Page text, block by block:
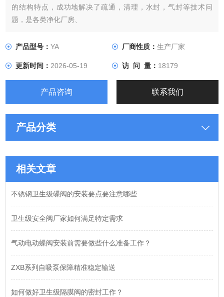
的结构特点，成功地解决了疏通，清理，水封，气封等技术问
题，是各类净化厂房、
油、电力、制药、啤酒、食品、
产品型号：YA 厂商性质： 生产厂家
更新时间：2026-05-19 访 问 量： 18179
产品咨询 联系我们
产品分类
相关文章
不锈钢卫生级碟阀的安装要点要注意哪些
卫生级安全阀厂家如何满足特定需求
气动电动蝶阀安装前需要做些什么准备工作？
ZXB系列自吸泵保障精准稳定输送
如何做好卫生级隔膜阀的密封工作？